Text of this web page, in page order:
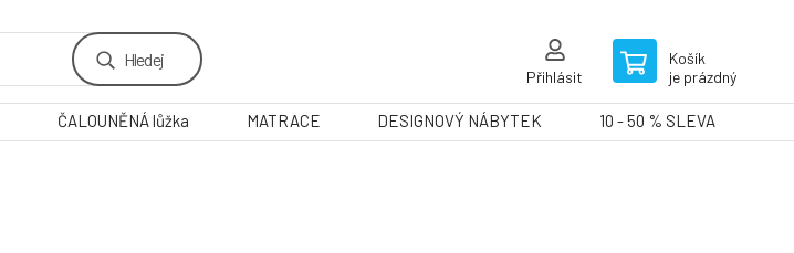
Hledej
Přihlásit
Košík
je prázdný
ČALOUNĚNÁ lůžka MATRACE DESIGNOVÝ NÁBYTEK 10 - 50 % SLEVA